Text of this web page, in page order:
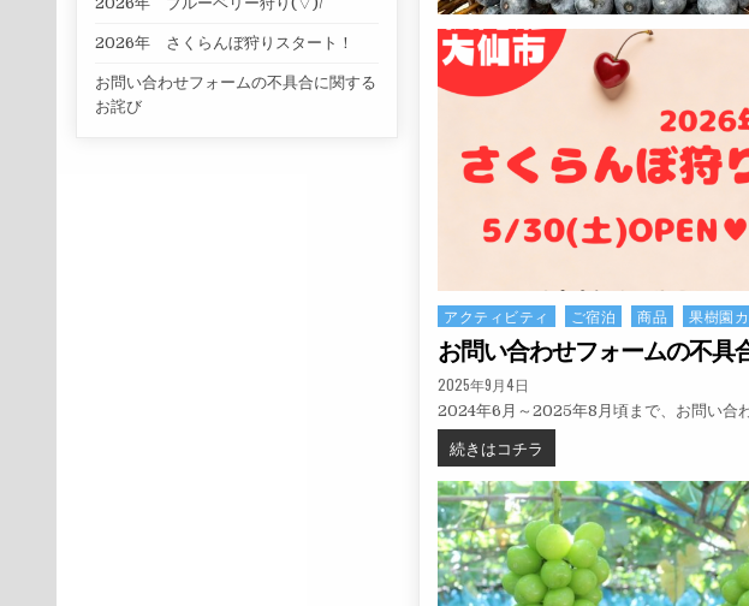
Posted in
アクティビティ ご宿泊 商品 果樹園
お問い合わせフォームの不具
PUBLISHED DATE:
2025年9月4日
2024年6月～2025年8月頃まで、お問い合
続きはコチラ
2026年 さくらんぼ狩りスタート！
お問い合わせフォームの不具合に関する
お詫び